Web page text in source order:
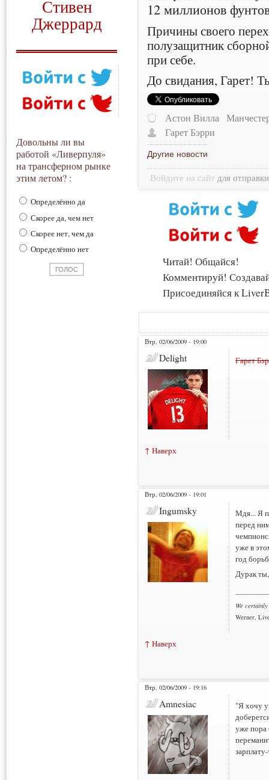
Стивен
Джеррард
Довольны ли вы
работой «Ливерпуля»
на трансферном рынке
этим летом? :
Определённо да
Скорее да, чем нет
Скорее нет, чем да
Определённо нет
12 миллионов
Причины своего
полузащитник
при себе.
До свидания, Гарет!
Астон Вилла
Гарет Бэрри
Другие новости
Войдите на сайт для
Читай! Общайся!
Комментируй!
Присоединяйся к
Втр, 02/06/2009 - 19:00
Delight Гарет
↑ Наверх
Втр, 02/06/2009 - 19:01
Ingumsky
Мдя... Я
перед
уже в
год
Дурак
We
Werner,
↑ Наверх
Втр, 02/06/2009 - 19:16
Amnesiac
"Я хочу
уже пора